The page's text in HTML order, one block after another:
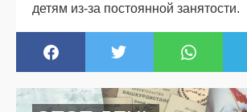
детям из-за постоянной занятости.